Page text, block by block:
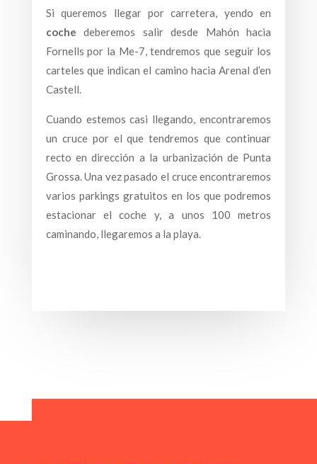
Si queremos llegar por carretera, yendo en
coche deberemos salir desde Mahón hacia
Fornells por la Me-7, tendremos que seguir los
carteles que indican el camino hacia Arenal d’en
Castell.
Cuando estemos casi llegando, encontraremos
un cruce por el que tendremos que continuar
recto en dirección a la urbanización de Punta
Grossa. Una vez pasado el cruce encontraremos
varios parkings gratuitos en los que podremos
estacionar el coche y, a unos 100 metros
caminando, llegaremos a la playa.